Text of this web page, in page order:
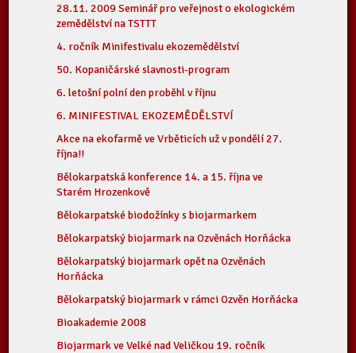
28.11. 2009 Seminář pro veřejnost o ekologickém
zemědělství na TSTTT
4. ročník Minifestivalu ekozemědělství
50. Kopaničárské slavnosti-program
6. letošní polní den proběhl v říjnu
6. MINIFESTIVAL EKOZEMĚDĚLSTVÍ
Akce na ekofarmě ve Vrběticích už v pondělí 27.
října!!
Bělokarpatská konference 14. a 15. října ve
Starém Hrozenkově
Bělokarpatské biodožínky s biojarmarkem
Bělokarpatský biojarmark na Ozvěnách Horňácka
Bělokarpatský biojarmark opět na Ozvěnách
Horňácka
Bělokarpatský biojarmark v rámci Ozvěn Horňácka
Bioakademie 2008
Biojarmark ve Velké nad Veličkou 19. ročník